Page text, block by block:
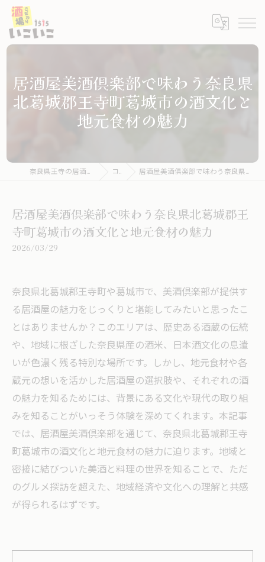
居酒屋美酒倶楽部で味わう奈良県
北葛城郡王寺町葛城市の酒文化と
地元食材の魅力
奈良県王寺の居酒屋ならこだわり酒場いこいこ コラム 居酒屋美酒倶楽部で味わう奈良県北葛城郡王寺町葛城市の酒文化と地元食材の魅力
居酒屋美酒倶楽部で味わう奈良県北葛城郡王
寺町葛城市の酒文化と地元食材の魅力
2026/03/29
奈良県北葛城郡王寺町や葛城市で、美酒倶楽部が提供す
る居酒屋の魅力をじっくりと堪能してみたいと思ったこ
とはありませんか？このエリアは、歴史ある酒蔵の伝統
や、地域に根ざした奈良県産の酒米、日本酒文化の息遣
いが色濃く残る特別な場所です。しかし、地元食材や各
蔵元の想いを活かした居酒屋の選択肢や、それぞれの酒
の魅力を知るためには、背景にある文化や現代の取り組
みを知ることがいっそう体験を深めてくれます。本記事
では、居酒屋美酒倶楽部を通じて、奈良県北葛城郡王寺
町葛城市の酒文化と地元食材の魅力に迫ります。地域と
密接に結びついた美酒と料理の世界を知ることで、ただ
のグルメ探訪を超えた、地域経済や文化への理解と共感
が得られるはずです。